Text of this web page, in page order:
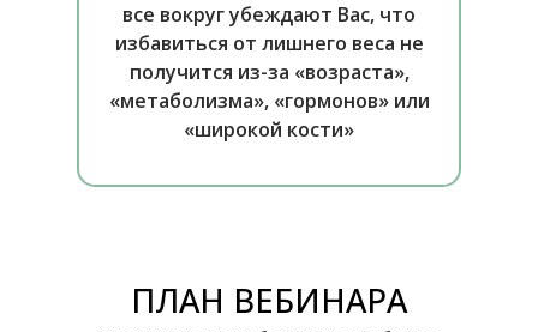
все вокруг убеждают Вас, что
избавиться от лишнего веса не
получится из-за «возраста»,
«метаболизма», «гормонов» или
«широкой кости»
ПЛАН ВЕБИНАРА